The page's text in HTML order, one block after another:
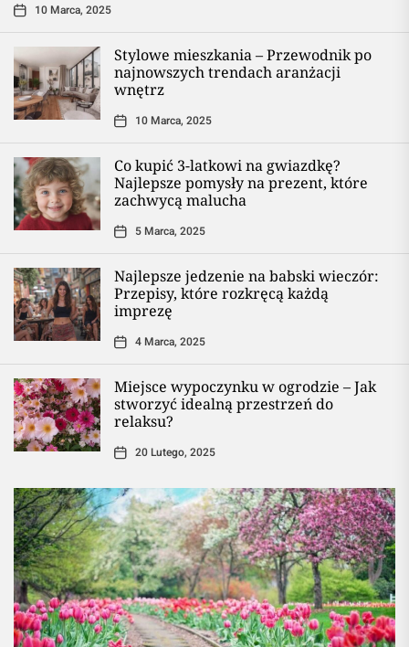
10 Marca, 2025
Stylowe mieszkania – Przewodnik po
najnowszych trendach aranżacji
wnętrz
10 Marca, 2025
Co kupić 3-latkowi na gwiazdkę?
Najlepsze pomysły na prezent, które
zachwycą malucha
5 Marca, 2025
Najlepsze jedzenie na babski wieczór:
Przepisy, które rozkręcą każdą
imprezę
4 Marca, 2025
Miejsce wypoczynku w ogrodzie – Jak
stworzyć idealną przestrzeń do
relaksu?
20 Lutego, 2025